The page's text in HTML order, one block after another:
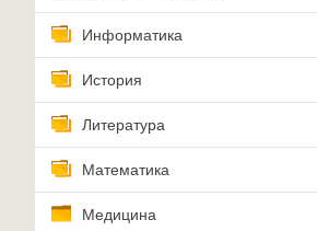
Информатика
История
Литература
Математика
Медицина